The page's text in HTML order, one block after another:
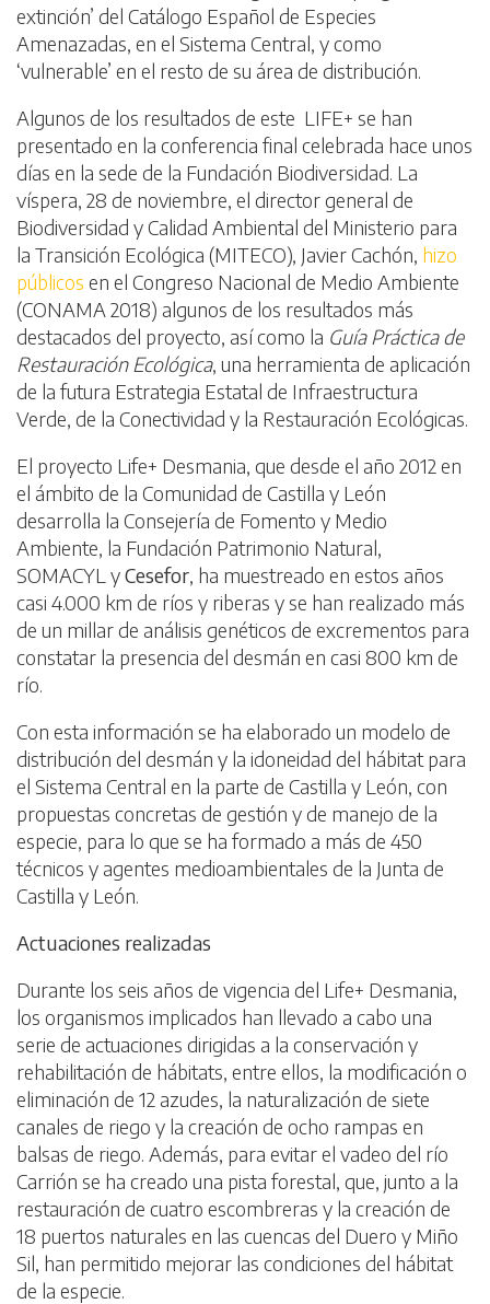
extinción’ del Catálogo Español de Especies
Amenazadas, en el Sistema Central, y como
‘vulnerable’ en el resto de su área de distribución.
Algunos de los resultados de este LIFE+ se han
presentado en la conferencia final celebrada hace unos
días en la sede de la Fundación Biodiversidad. La
víspera, 28 de noviembre, el director general de
Biodiversidad y Calidad Ambiental del Ministerio para
la Transición Ecológica (MITECO), Javier Cachón, hizo
públicos en el Congreso Nacional de Medio Ambiente
(CONAMA 2018) algunos de los resultados más
destacados del proyecto, así como la Guía Práctica de
Restauración Ecológica, una herramienta de aplicación
de la futura Estrategia Estatal de Infraestructura
Verde, de la Conectividad y la Restauración Ecológicas.
El proyecto Life+ Desmania, que desde el año 2012 en
el ámbito de la Comunidad de Castilla y León
desarrolla la Consejería de Fomento y Medio
Ambiente, la Fundación Patrimonio Natural,
SOMACYL yCesefor , ha muestreado en estos años
casi 4.000 km de ríos y riberas y se han realizado más
de un millar de análisis genéticos de excrementos para
constatar la presencia del desmán en casi 800 km de
río.
Con esta información se ha elaborado un modelo de
distribución del desmán y la idoneidad del hábitat para
el Sistema Central en la parte de Castilla y León, con
propuestas concretas de gestión y de manejo de la
especie, para lo que se ha formado a más de 450
técnicos y agentes medioambientales de la Junta de
Castilla y León.
Actuaciones realizadas
Durante los seis años de vigencia del Life+ Desmania,
los organismos implicados han llevado a cabo una
serie de actuaciones dirigidas a la conservación y
rehabilitación de hábitats, entre ellos, la modificación o
eliminación de 12 azudes, la naturalización de siete
canales de riego y la creación de ocho rampas en
balsas de riego. Además, para evitar el vadeo del río
Carrión se ha creado una pista forestal, que, junto a la
restauración de cuatro escombreras y la creación de
18 puertos naturales en las cuencas del Duero y Miño
Sil, han permitido mejorar las condiciones del hábitat
de la especie.